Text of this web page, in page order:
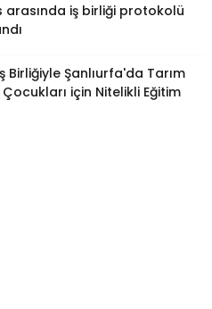
arasında iş birliği protokolü
Birliğiyle Şanlıurfa'da Tarım
için Nitelikli Eğitim